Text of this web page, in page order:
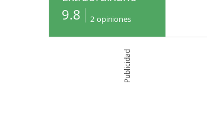
9.8 2 opiniones
Publicidad